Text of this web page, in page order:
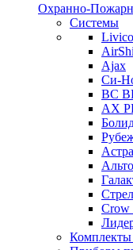
Охранно-
Системы
Ajax
Си-
ВС
AX
Астра
Crow
Комплекты